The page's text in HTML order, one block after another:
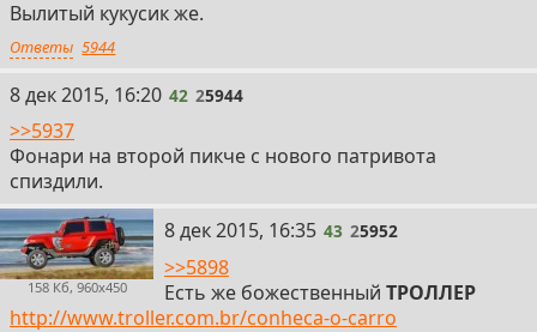
Вылитый кукусик же.
Ответы 5944
42
8 дек 2015, 16:20 42 25944
>>5937
Фонари на второй пикче с нового патривота
спиздили.
158 Кб, 960x450
43
8 дек 2015, 16:35 43 25952
>>5898
Есть же божественный ТРОЛЛЕР
http://www.troller.com.br/conheca-o-carro